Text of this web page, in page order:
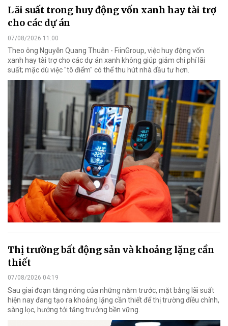
Lãi suất trong huy động vốn xanh hay tài trợ
cho các dự án
07/08/2026 11:00
Theo ông Nguyễn Quang Thuân - FiinGroup, việc huy động vốn
xanh hay tài trợ cho các dự án xanh không giúp giảm chi phí lãi
suất; mặc dù việc "tô điểm" có thể thu hút nhà đầu tư hơn.
Thị trường bất động sản và khoảng lặng cần
thiết
07/08/2026 04:19
Sau giai đoạn tăng nóng của những năm trước, mặt bằng lãi suất
hiện nay đang tạo ra khoảng lặng cần thiết để thị trường điều chỉnh,
sàng lọc, hướng tới tăng trưởng bền vững.